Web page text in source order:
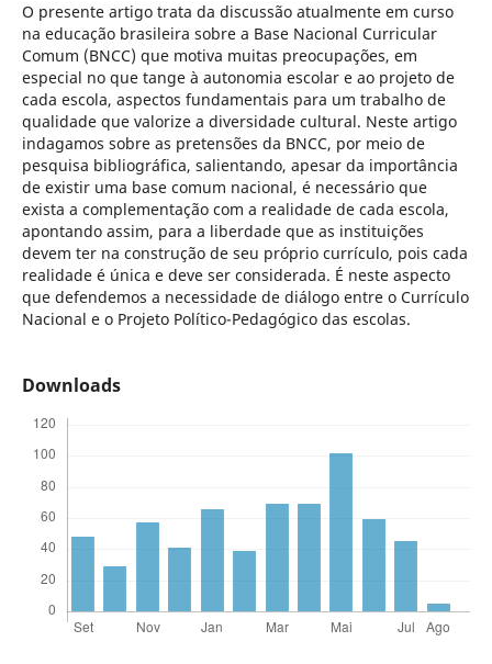
O presente artigo trata da discussão atualmente em curso
na educação brasileira sobre a Base Nacional Curricular
Comum (BNCC) que motiva muitas preocupações, em
especial no que tange à autonomia escolar e ao projeto de
cada escola, aspectos fundamentais para um trabalho de
qualidade que valorize a diversidade cultural. Neste artigo
indagamos sobre as pretensões da BNCC, por meio de
pesquisa bibliográfica, salientando, apesar da importância
de existir uma base comum nacional, é necessário que
exista a complementação com a realidade de cada escola,
apontando assim, para a liberdade que as instituições
devem ter na construção de seu próprio currículo, pois cada
realidade é única e deve ser considerada. É neste aspecto
que defendemos a necessidade de diálogo entre o Currículo
Nacional e o Projeto Político-Pedagógico das escolas.
Downloads